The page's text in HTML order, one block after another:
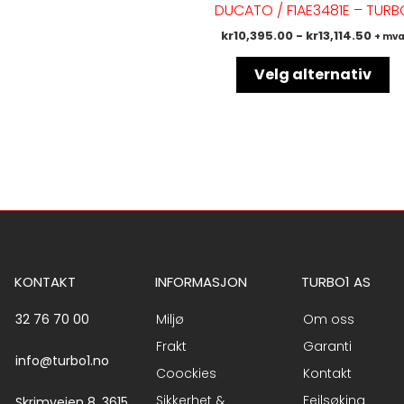
DUCATO / F1AE3481E –
kr10,395.00- kr13,114.50 + mva
Velg alternativ
KONTAKT
32 76 70 00
info@turbo1.no
INFORMASJON
Miljø
Frakt
Coockies
Sikkerhet &
TURBO1 AS
Om oss
Garanti
Kontakt
Feilsøking